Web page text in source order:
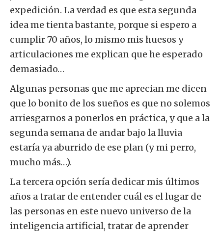
expedición. La verdad es que esta segunda
idea me tienta bastante, porque si espero a
cumplir 70 años, lo mismo mis huesos y
articulaciones me explican que he esperado
demasiado…
Algunas personas que me aprecian me dicen
que lo bonito de los sueños es que no solemos
arriesgarnos a ponerlos en práctica, y que a la
segunda semana de andar bajo la lluvia
estaría ya aburrido de ese plan (y mi perro,
mucho más…).
La tercera opción sería dedicar mis últimos
años a tratar de entender cuál es el lugar de
las personas en este nuevo universo de la
inteligencia artificial, tratar de aprender